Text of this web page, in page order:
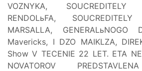
VOZNYKA,
RENDOLьFA,
MARSALLA, GENERALьNOGO
Mavericks, I DZO MAIKLZA,
Show V TECENIE 22 LET. ETA
NOVATOROV